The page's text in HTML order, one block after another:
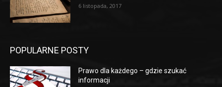
6 listopada, 2017
POPULARNE POSTY
Prawo dla każdego – gdzie szukać
informacji